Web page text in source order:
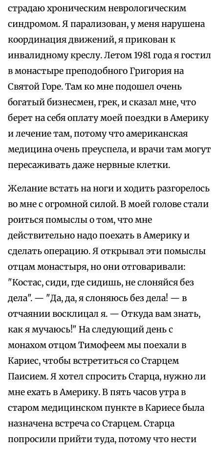
страдаю хроническим неврологическим
синдромом. Я парализован, у меня нарушена
координация движений, я прикован к
инвалидному креслу. Летом 1981 года я гостил
в монастыре преподобного Григория на
Святой Горе. Там ко мне подошел очень
богатый бизнесмен, грек, и сказал мне, что
берет на себя оплату моей поездки в Америку
и лечение там, потому что американская
медицина очень преуспела, и врачи там могут
пересаживать даже нервные клетки.
Желание встать на ноги и ходить разгорелось
во мне с огромной силой. В моей голове стали
роиться помыслы о том, что мне
действительно надо поехать в Америку и
сделать операцию. Я открывал эти помыслы
отцам монастыря, но они отговаривали:
"Костас, сиди, где сидишь, не слоняйся без
дела". — "Да, да, я слоняюсь без дела! — в
отчаянии восклицал я. — Откуда вам знать,
как я мучаюсь!" На следующий день с
монахом отцом Тимофеем мы поехали в
Кариес, чтобы встретиться со Старцем
Паисием. Я хотел спросить Старца, нужно ли
мне ехать в Америку. В пять часов утра в
старом медицинском пункте в Кариесе была
назначена встреча со Старцем. Старца
попросили прийти туда, потому что нести